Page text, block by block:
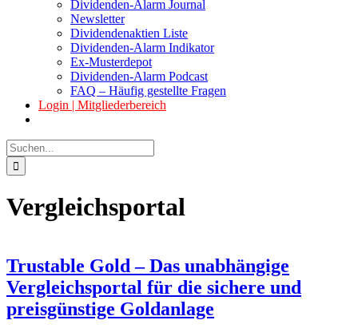
Dividenden-Alarm Journal
Newsletter
Dividendenaktien Liste
Dividenden-Alarm Indikator
Ex-Musterdepot
Dividenden-Alarm Podcast
FAQ – Häufig gestellte Fragen
Login | Mitgliederbereich
Suche
nach:
Vergleichsportal
Trustable Gold – Das unabhängige
Vergleichsportal für die sichere und
preisgünstige Goldanlage